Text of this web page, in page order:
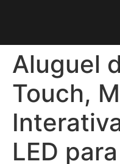
Aluguel
Touch,
LED